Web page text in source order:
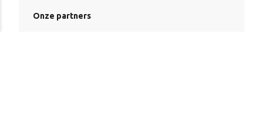
Onze partners